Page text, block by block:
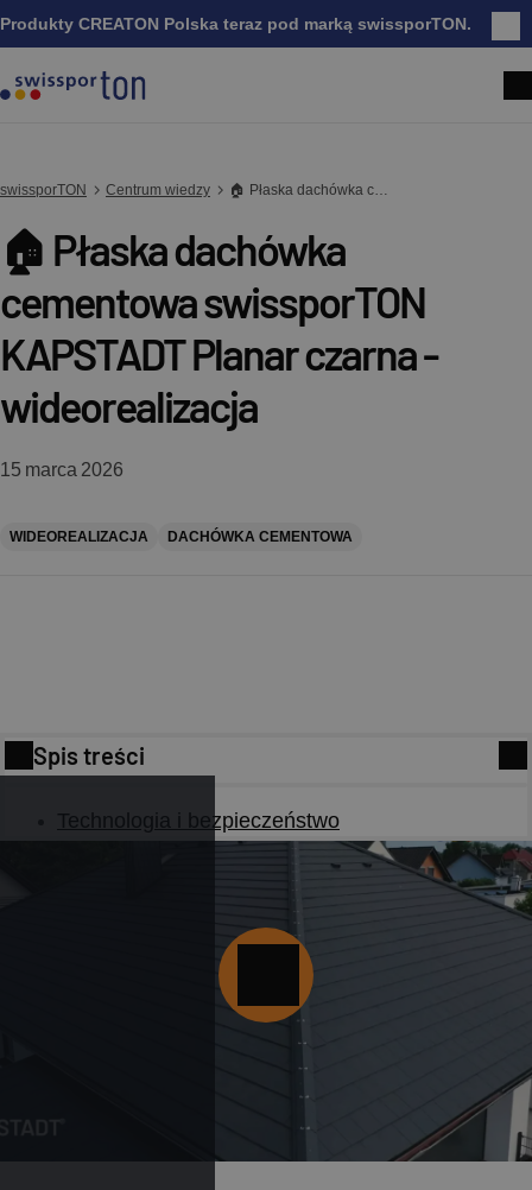
Produkty CREATON Polska teraz pod marką swissporTON.
swissporTON Centrum wiedzy 🏠 Płaska dachówka cementowa swissporTON KAPSTADT Planar czarna - wideorealizacja
🏠 Płaska dachówka
cementowa swissporTON
KAPSTADT Planar czarna -
wideorealizacja
15 marca 2026
WIDEOREALIZACJA DACHÓWKA CEMENTOWA
Spis treści
Technologia i bezpieczeństwo